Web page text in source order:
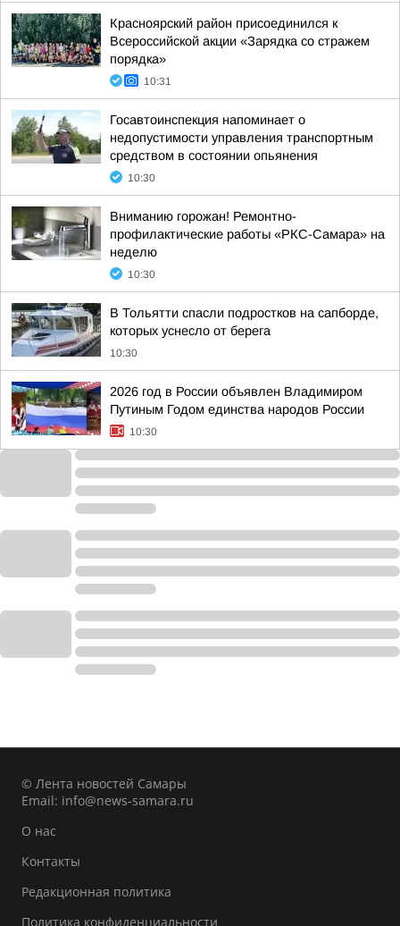
Красноярский район присоединился к
Всероссийской акции «Зарядка со стражем
порядка»
10:31
Госавтоинспекция напоминает о
недопустимости управления транспортным
средством в состоянии опьянения
10:30
Вниманию горожан! Ремонтно-
профилактические работы «РКС-Самара» на
неделю
10:30
В Тольятти спасли подростков на сапборде,
которых уснесло от берега
10:30
2026 год в России объявлен Владимиром
Путиным Годом единства народов России
10:30
© Лента новостей Самары
Email: info@news-samara.ru
О нас
Контакты
Редакционная политика
Политика конфиденциальности